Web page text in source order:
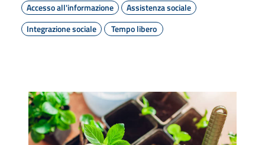
Accesso all'informazione
Assistenza sociale
Integrazione sociale
Tempo libero